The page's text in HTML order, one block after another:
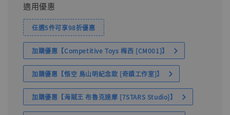
適用優惠
任選5件可享98折優惠
加購優惠【Competitive Toys 梅西 [CM001]】
加購優惠【悟空 鳥山明紀念款 [奇蹟工作室]】
加購優惠【海賊王 布魯克達摩 [7STARS Studio]】